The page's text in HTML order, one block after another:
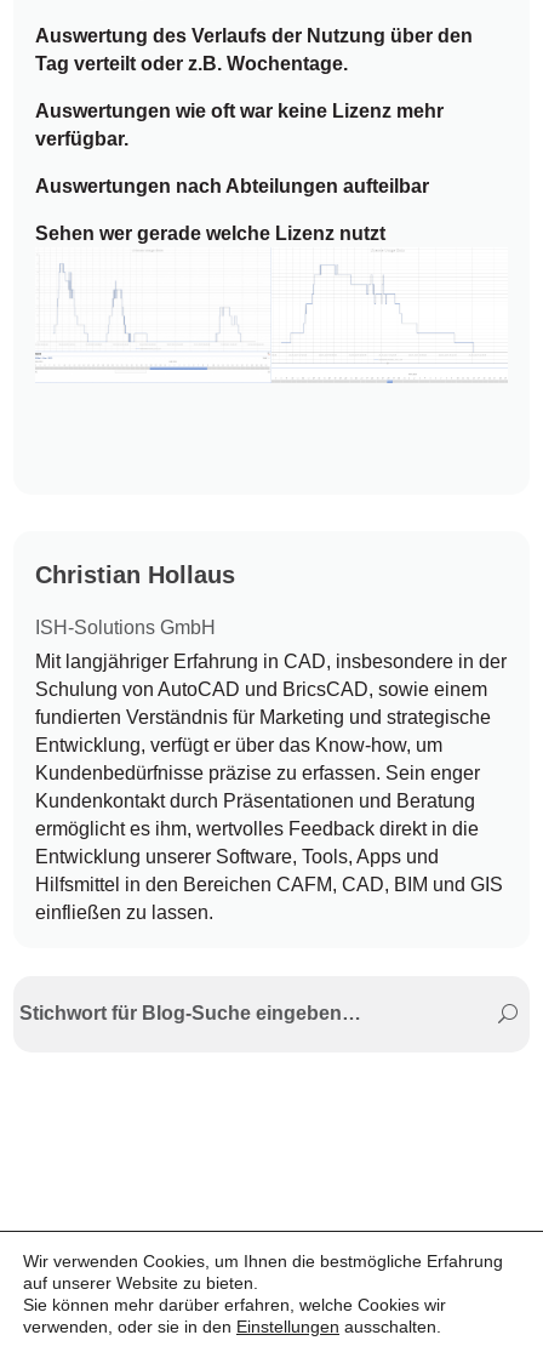
Auswertung des Verlaufs der Nutzung über den
Tag verteilt oder z.B. Wochentage.
Auswertungen wie oft war keine Lizenz mehr
verfügbar.
Auswertungen nach Abteilungen aufteilbar
Sehen wer gerade welche Lizenz nutzt
Christian Hollaus
ISH-Solutions GmbH
Mit langjähriger Erfahrung in CAD, insbesondere in der
Schulung von AutoCAD und BricsCAD, sowie einem
fundierten Verständnis für Marketing und strategische
Entwicklung, verfügt er über das Know-how, um
Kundenbedürfnisse präzise zu erfassen. Sein enger
Kundenkontakt durch Präsentationen und Beratung
ermöglicht es ihm, wertvolles Feedback direkt in die
Entwicklung unserer Software, Tools, Apps und
Hilfsmittel in den Bereichen CAFM, CAD, BIM und GIS
einfließen zu lassen.
Wir verwenden Cookies, um Ihnen die bestmögliche Erfahrung
auf unserer Website zu bieten.
Sie können mehr darüber erfahren, welche Cookies wir
verwenden, oder sie in den Einstellungen ausschalten.